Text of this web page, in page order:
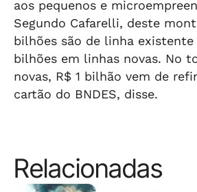
aos pequenos e
Segundo Cafarelli, deste
bilhões são de linha existente
bilhões em linhas novas. No
novas, R$ 1 bilhão vem de
cartão do BNDES, disse.
Relacionadas